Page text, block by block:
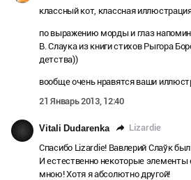
классный кот, классная
по выражению морды и глаз
В. Слаука из книги стихов Рыгора
детства))
вообще очень нравятся ваши
21 Январь 2013, 12:40
Vitali Dudarenka Lizardie
Спасибо Lizardie! Вавлерий Слаўк
И естественно некоторые элементы
мною! Хотя я абсолютно другой!